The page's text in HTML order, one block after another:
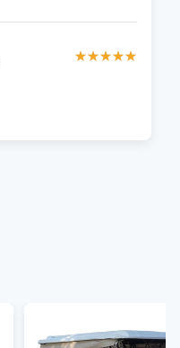
★★★★★
★★★★★